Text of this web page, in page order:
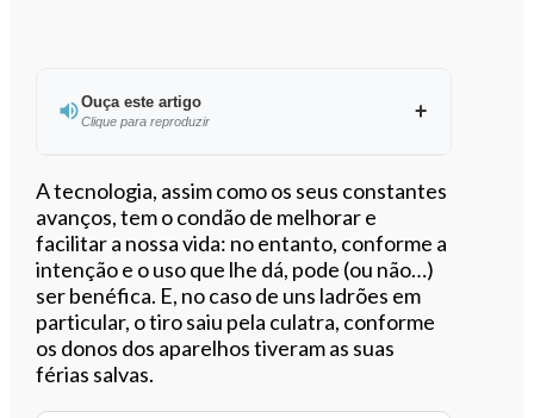
Ouça este artigo
Clique para reproduzir
Ouvir este artigo
A tecnologia, assim como os seus constantes
avanços, tem o condão de melhorar e
facilitar a nossa vida: no entanto, conforme a
intenção e o uso que lhe dá, pode (ou não…)
ser benéfica. E, no caso de uns ladrões em
particular, o tiro saiu pela culatra, conforme
os donos dos aparelhos tiveram as suas
férias salvas.